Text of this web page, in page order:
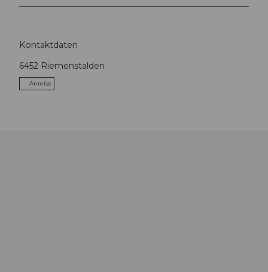
Kontaktdaten
6452 Riemenstalden
Anreise